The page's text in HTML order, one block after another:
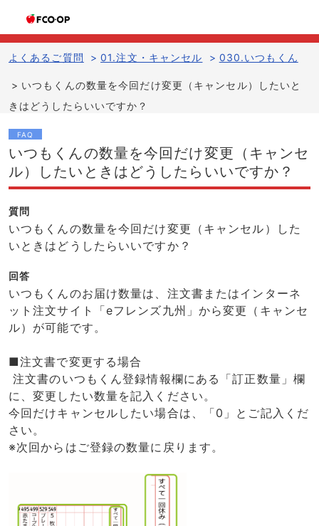
よくあるご質問 > 01.注文・キャンセル > 030.いつもくん
> いつもくんの数量を今回だけ変更（キャンセル）したいと
きはどうしたらいいですか？
FAQ
いつもくんの数量を今回だけ変更（キャンセ
ル）したいときはどうしたらいいですか？
質問
いつもくんの数量を今回だけ変更（キャンセル）した
いときはどうしたらいいですか？
回答
いつもくんのお届け数量は、注文書またはインターネ
ット注文サイト「eフレンズ九州」から変更（キャンセ
ル）が可能です。
■注文書で変更する場合
注文書のいつもくん登録情報欄にある「訂正数量」欄
に、変更したい数量を記入ください。
今回だけキャンセルしたい場合は、「0」とご記入くだ
さい。
※次回からはご登録の数量に戻ります。